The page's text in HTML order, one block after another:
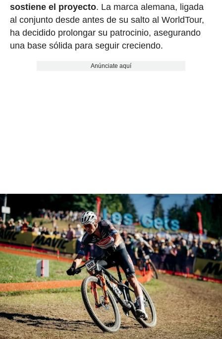
sostiene el proyecto. La marca alemana, ligada
al conjunto desde antes de su salto al WorldTour,
ha decidido prolongar su patrocinio, asegurando
una base sólida para seguir creciendo.
Anúnciate aquí